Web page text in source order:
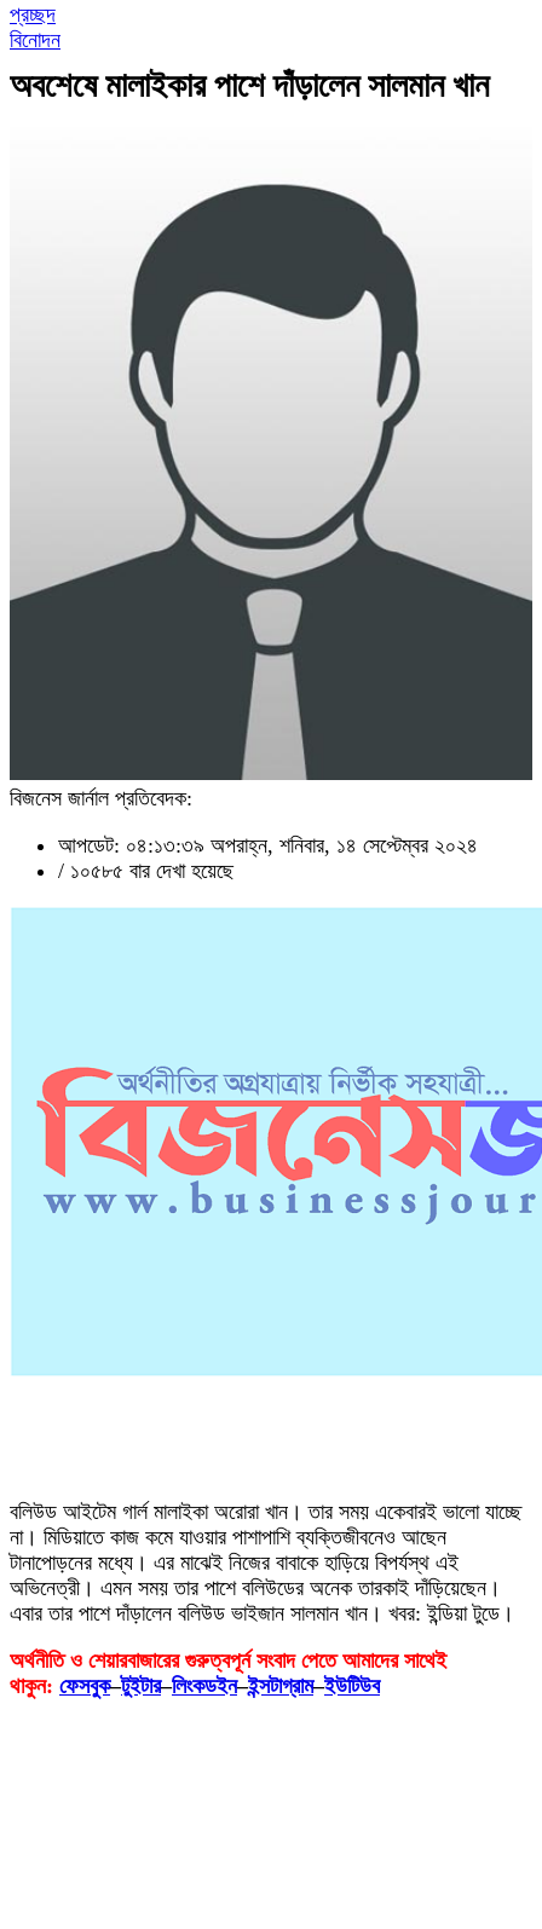
প্রচ্ছদ
বিনোদন
অবশেষে মালাইকার পাশে দাঁড়ালেন সালমান খান
বিজনেস জার্নাল প্রতিবেদক:
আপডেট: ০৪:১৩:৩৯ অপরাহ্ন, শনিবার, ১৪ সেপ্টেম্বর ২০২৪
/ ১০৫৮৫ বার দেখা হয়েছে
বলিউড আইটেম গার্ল মালাইকা অরোরা খান। তার সময় একেবারই ভালো যাচ্ছে
না। মিডিয়াতে কাজ কমে যাওয়ার পাশাপাশি ব্যক্তিজীবনেও আছেন
টানাপোড়নের মধ্যে। এর মাঝেই নিজের বাবাকে হাড়িয়ে বিপর্যস্থ এই
অভিনেত্রী। এমন সময় তার পাশে বলিউডের অনেক তারকাই দাঁড়িয়েছেন।
এবার তার পাশে দাঁড়ালেন বলিউড ভাইজান সালমান খান। খবর: ইন্ডিয়া টুডে।
অর্থনীতি ও শেয়ারবাজারের গুরুত্বপূর্ন সংবাদ পেতে আমাদের সাথেই
থাকুন: ফেসবুক–টুইটার–লিংকডইন–ইন্সটাগ্রাম–ইউটিউব